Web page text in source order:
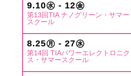
9.10㊌ - 12㊎
第13回TIA ナノグリーン・サマー
スクール
8.25㊊ - 27㊌
第14回 TIAパワーエレクトロニク
ス・サマースクール